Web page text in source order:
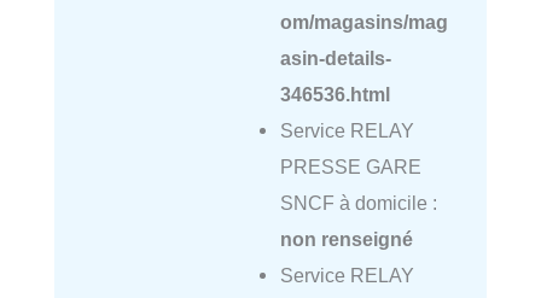
om/magasins/mag
asin-details-
346536.html
Service RELAY
PRESSE GARE
SNCF à domicile :
non renseigné
Service RELAY